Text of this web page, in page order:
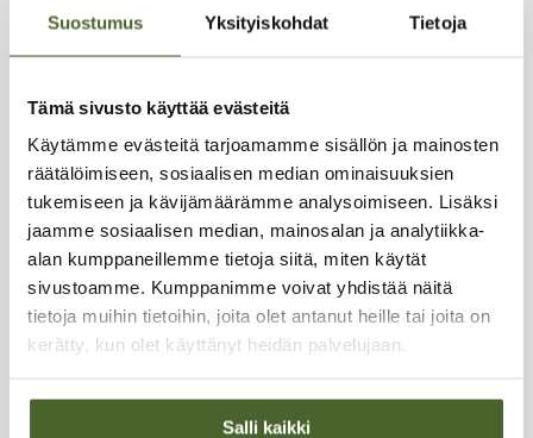
Suostumus Yksityiskohdat Tietoja
Tämä sivusto käyttää evästeitä
Käytämme evästeitä tarjoamamme sisällön ja mainosten
räätälöimiseen, sosiaalisen median ominaisuuksien
tukemiseen ja kävijämäärämme analysoimiseen. Lisäksi
jaamme sosiaalisen median, mainosalan ja analytiikka-
alan kumppaneillemme tietoja siitä, miten käytät
sivustoamme. Kumppanimme voivat yhdistää näitä
tietoja muihin tietoihin, joita olet antanut heille tai joita on
kerätty, kun olet käyttänyt heidän palvelujaan.
Salli kaikki
Mansikka-mustikka maku
Nestetasapainon tueksi
Urheilijoille ja arkeen
alk.16,99€
Valitse vaihtoehdoista
Tällä
tuotteella
on
useampi
muunnelma.
Voit
valinnat